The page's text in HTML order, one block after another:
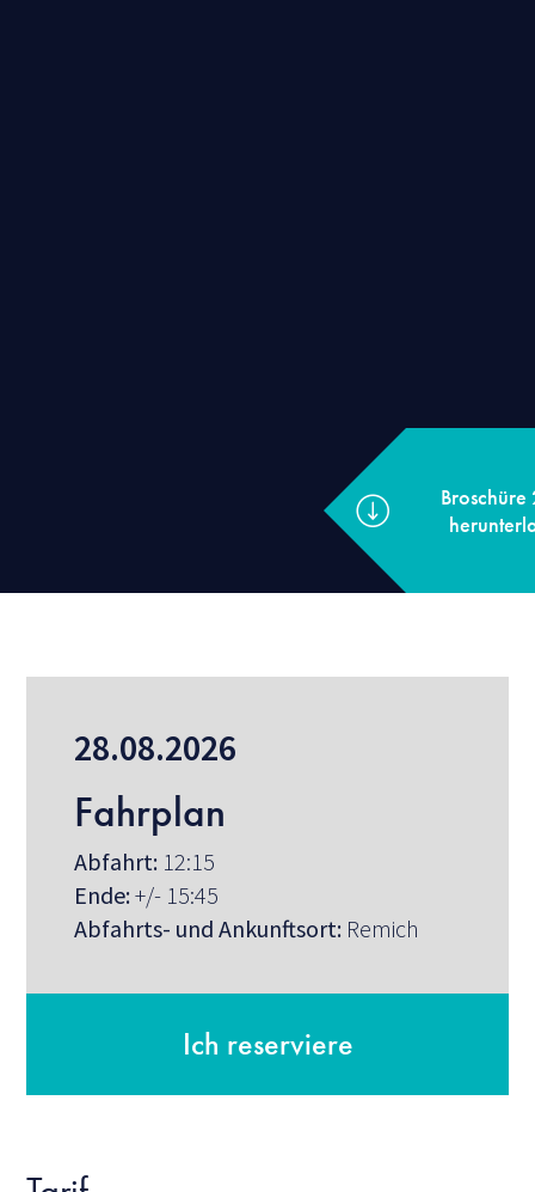
28.08.2026
Fahrplan
Abfahrt: 12:15
Ende:+/- 15:45
Abfahrts- und Ankunftsort: Remich
Ich reserviere